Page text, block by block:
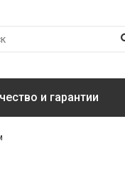
и гарантии